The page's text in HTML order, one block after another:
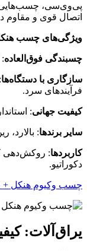
پی‌وی‌سی، چسب‌هایی
اتصال قوی و مقاوم
ویژگی‌های چسب
چسبندگی فوق‌العاده
سازگاری با دستگاه‌ها
فرآیندهای سرد.
کیفیت جهانی:
سایر برندها: بالارد،
کاربردها: روکش‌دهی
دکوراتیو.
چسب وکیوم هنکل +
یراق‌آلات: